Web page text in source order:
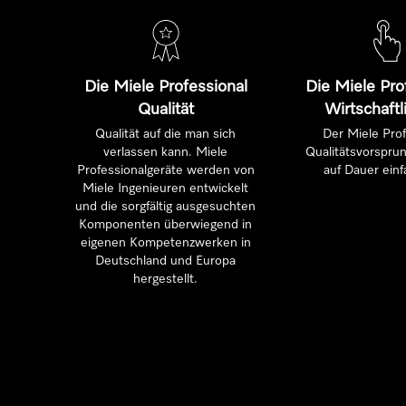
Die Miele Professional
Qualität
Qualität auf die man sich
verlassen kann. Miele
Professionalgeräte werden von
Miele Ingenieuren entwickelt
und die sorgfältig ausgesuchten
Komponenten überwiegend in
eigenen Kompetenzwerken in
Deutschland und Europa
hergestellt.
Die Miele
Der Miele
auf Dauer